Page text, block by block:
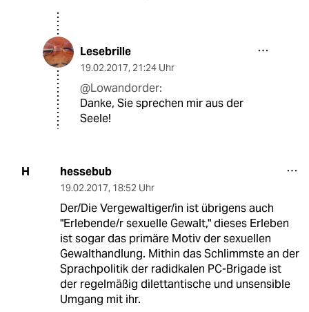
Lesebrille
19.02.2017, 21:24 Uhr
@Lowandorder:
Danke, Sie sprechen mir aus der
Seele!
H hessebub
19.02.2017, 18:52 Uhr
Der/Die Vergewaltiger/in ist übrigens auch
"Erlebende/r sexuelle Gewalt," dieses Erleben
ist sogar das primäre Motiv der sexuellen
Gewalthandlung. Mithin das Schlimmste an der
Sprachpolitik der radidkalen PC-Brigade ist
der regelmäßig dilettantische und unsensible
Umgang mit ihr.